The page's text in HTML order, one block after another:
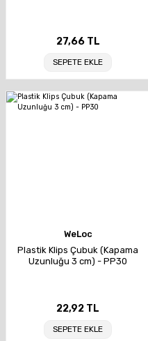
27,66 TL
SEPETE EKLE
WeLoc
Plastik Klips Çubuk (Kapama
Uzunluğu 3 cm) - PP30
22,92 TL
SEPETE EKLE